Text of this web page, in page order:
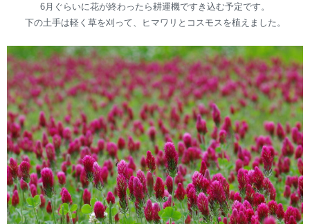
6月ぐらいに花が終わったら耕運機ですき込む予定です。
下の土手は軽く草を刈って、ヒマワリとコスモスを植えました。